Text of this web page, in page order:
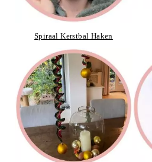
Spiraal Kerstbal Haken